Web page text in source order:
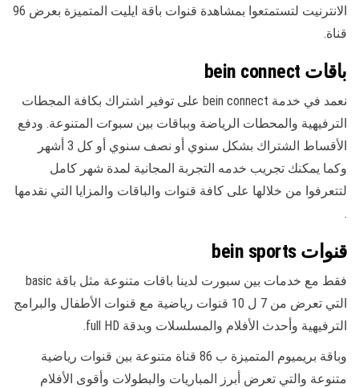
الانترنيت لتستمتعوا بمشاهدة قنوات باقة ايليت المتميزة بعرض 96
قناة.
باقات bein connect
نعمد في خدمة bein connect على توفير اشتراك بكافة المجطات
الترفيهية والمحطات الرياضة وبباقات بين سبوrت المتنوعة. ودفع
الأقساط الشتراك بشكل سنوي أو نصف سنوي أو كل 3 أشهر
وكما يمكنك تجريب خدمه التجربة المجانية لمدة شهر كامل
لتتعرفوا من خلالها على كافة قنوات والباقات والمزايا التي نقدمها
.
قنوات bein sports
فقط مع خدمات بين سبورت لدينا باقات متنوعة مثل باقة basic
التي تعرض من 7 ل 10 قنوات رياضية مع قنوات الأطفال والبرامج
الترفيهية وأحدث الأفلام والمسلسلات وبدقة full HD.
وباقة بريميوم المتميزة ب 86 قناة متنوعة بين قنوات رياضية
متنوعة والتي تعرض أبرز المباريات والبطولات وأقوى الأفلام